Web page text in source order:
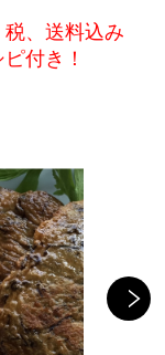
、送料込み
付き！